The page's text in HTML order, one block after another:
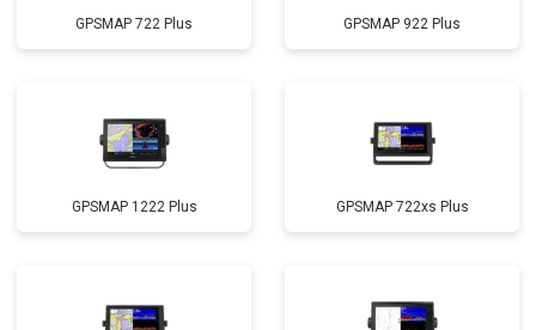
GPSMAP 722 Plus GPSMAP 922 Plus
GPSMAP 1222 Plus GPSMAP 722xs Plus